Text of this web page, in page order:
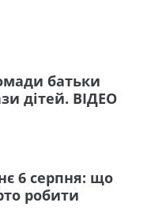
батьки
дітей. ВІДЕО
6 серпня: що
робити